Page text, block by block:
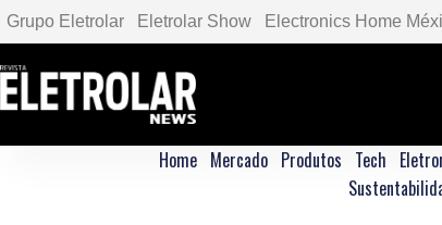
Grupo Eletrolar Eletrolar Show Electronics Home
Home Mercado Produtos Tech